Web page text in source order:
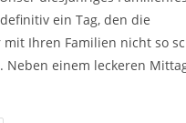
ein Tag, den die
Ihren Familien nicht so
Neben einem leckeren